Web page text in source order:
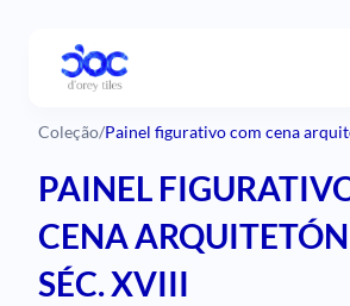
Coleção/Painel figurativo com cena
PAINEL
CENA
SÉC. XVIII